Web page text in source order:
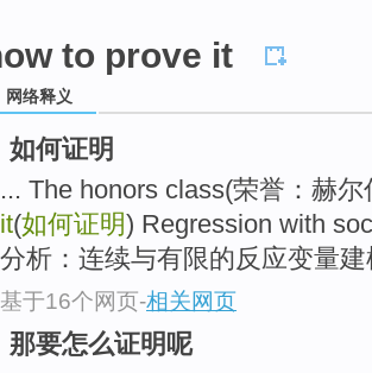
to prove it
网络释义
如何证明
... The honors class(荣誉：赫
it(如何证明) Regression with
分析：连续与有限的反应变量建
基于16个网页-相关网页
那要怎么证明呢